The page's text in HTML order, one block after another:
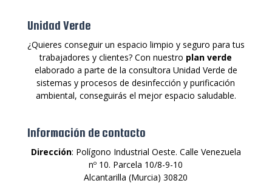
Unidad Verde
¿Quieres conseguir un espacio limpio y seguro para tus
trabajadores y clientes? Con nuestro plan verde
elaborado a parte de la consultora Unidad Verde de
sistemas y procesos de desinfección y purificación
ambiental, conseguirás el mejor espacio saludable.
Información de contacto
Dirección: Polígono Industrial Oeste. Calle Venezuela
nº 10. Parcela 10/8-9-10
Alcantarilla (Murcia) 30820